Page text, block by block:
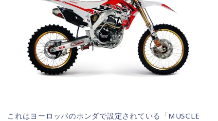
これはヨーロッパのホンダで設定されている「MUSCLE